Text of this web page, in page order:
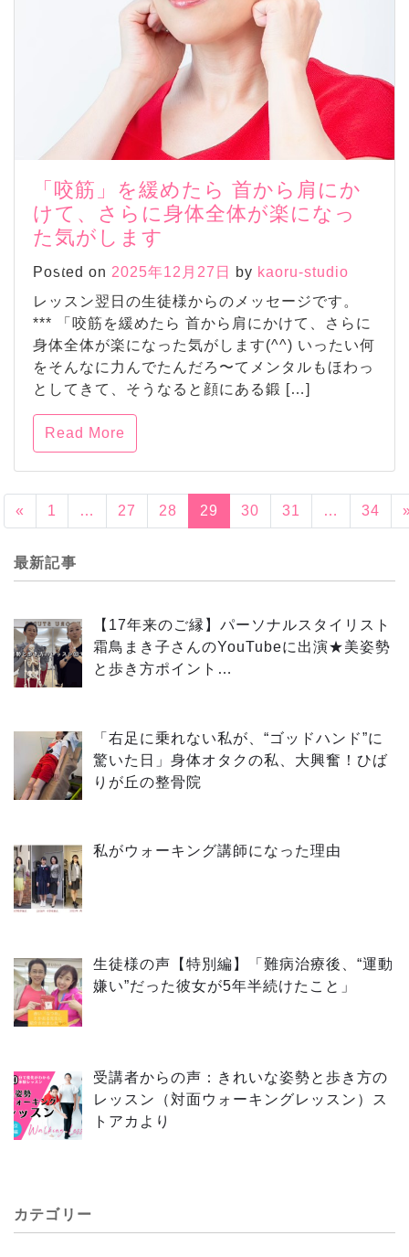
「咬筋」を緩めたら 首から肩にか
けて、さらに身体全体が楽になっ
た気がします
Posted on 2025年12月27日 by kaoru-studio
レッスン翌日の生徒様からのメッセージです。
*** 「咬筋を緩めたら 首から肩にかけて、さらに
身体全体が楽になった気がします(^^) いったい何
をそんなに力んでたんだろ〜てメンタルもほわっ
としてきて、そうなると顔にある鍛 […]
Read More
« 1 … 27 28 29 30 31 … 34
最新記事
【17年来のご縁】パーソナルスタイリスト
霜鳥まき子さんのYouTubeに出演★美姿勢
と歩き方ポイント…
「右足に乗れない私が、“ゴッドハンド”に
驚いた日」身体オタクの私、大興奮！ひば
りが丘の整骨院
私がウォーキング講師になった理由
生徒様の声【特別編】「難病治療後、“運動
嫌い”だった彼女が5年半続けたこと」
受講者からの声：きれいな姿勢と歩き方の
レッスン（対面ウォーキングレッスン）ス
トアカより
カテゴリー